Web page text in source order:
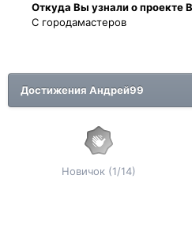
Oткyдa Вы узнaли o проекте
С городамастеров
Достижения Андрей99
Новичок (1/14)